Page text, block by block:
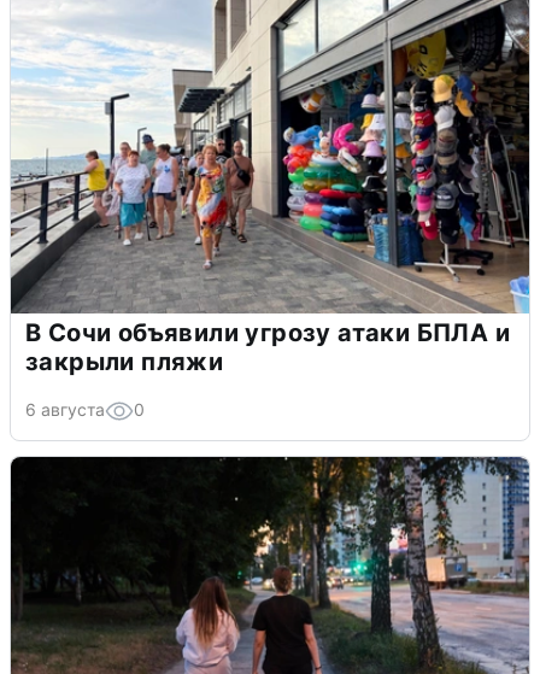
В Сочи объявили угрозу атаки БПЛА и
закрыли пляжи
6 августа 0